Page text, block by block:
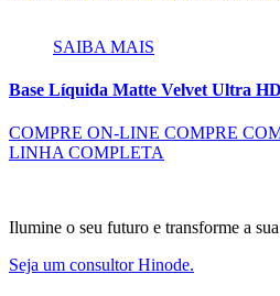
SAIBA MAIS
Base Líquida Matte Velvet Ultra
COMPRE ON-LINE COMPRE
LINHA COMPLETA
Ilumine o seu futuro e transforme a
Seja um consultor Hinode.